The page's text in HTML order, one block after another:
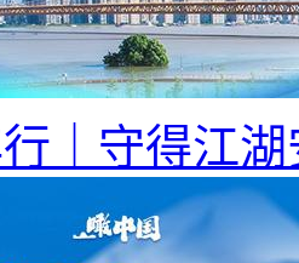
｜守得江